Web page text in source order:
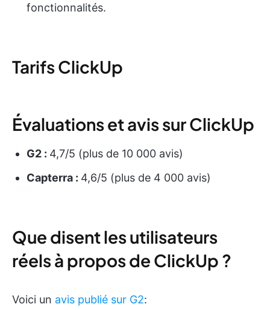
fonctionnalités.
Tarifs ClickUp
Évaluations et avis sur ClickUp
G2 : 4,7/5 (plus de 10 000 avis)
Capterra : 4,6/5 (plus de 4 000 avis)
Que disent les utilisateurs
réels à propos de ClickUp ?
Voici un avis publié sur G2: